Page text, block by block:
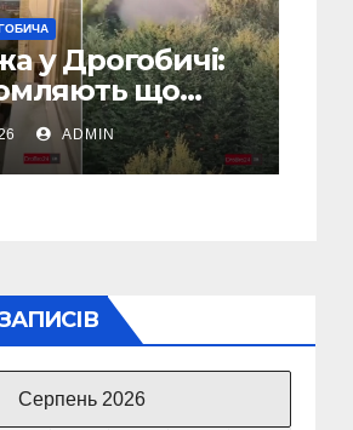
у Дрогобичі:
що
5 гаражів
ADMIN
Серпень 2026